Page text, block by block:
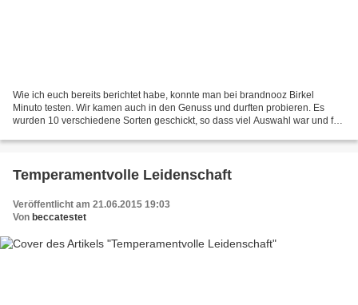
Wie ich euch bereits berichtet habe, konnte man bei brandnooz Birkel
Minuto testen. Wir kamen auch in den Genuss und durften probieren. Es
wurden 10 verschiedene Sorten geschickt, so dass viel Auswahl war und für
Temperamentvolle Leidenschaft
Veröffentlicht am 21.06.2015 19:03
Von beccatestet